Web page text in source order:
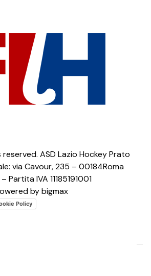
ASD Lazio Hockey Prato
via Cavour, 235 – 00184Roma
IVA 11185191001
by bigmax
Policy